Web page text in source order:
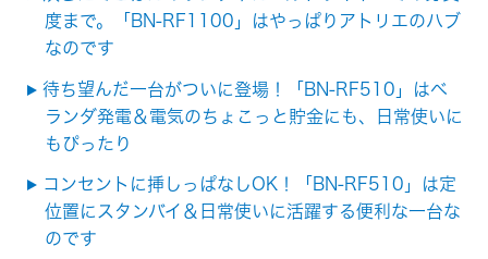
度まで。「BN-RF1100」はやっぱりアトリエのハブ
なのです
待ち望んだ一台がついに登場！「BN-RF510」はベ
ランダ発電＆電気のちょこっと貯金にも、日常使いに
もぴったり
コンセントに挿しっぱなしOK！「BN-RF510」は定
位置にスタンバイ＆日常使いに活躍する便利な一台な
のです